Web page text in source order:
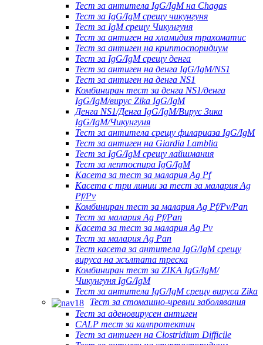
Тест за антитела IgG/IgM на Chagas
Тест за IgG/IgM срещу чикунгуня
Тест за IgM срещу Чикунгуня
Тест за антиген на хламидия трахоматис
Тест за антиген на криптоспоридиум
Тест за IgG/IgM срещу денга
Тест за антиген на денга IgG/IgM/NS1
Тест за антиген на денга NS1
Комбиниран тест за денга NS1/денга
IgG/IgM/вирус Zika IgG/IgM
Денга NS1/Денга IgG/IgM/Вирус Зика
IgG/IgM/Чикунгуня
Тест за антитела срещу филариаза IgG/IgM
Тест за антиген на Giardia Lamblia
Тест за IgG/IgM срещу лайшмания
Тест за лептоспира IgG/IgM
Касета за тест за малария Ag Pf
Касета с три линии за тест за малария Ag
Pf/Pv
Комбиниран тест за малария Ag Pf/Pv/Pan
Тест за малария Ag Pf/Pan
Касета за тест за малария Ag Pv
Тест за малария Ag Pan
Тест касета за антитела IgG/IgM срещу
вируса на жълтата треска
Комбиниран тест за ZIKA IgG/IgM/
Чикунгуня IgG/IgM
Тест за антитела IgG/IgM срещу вируса Zika
Тест за стомашно-чревни заболявания
Тест за аденовирусен антиген
CALP тест за калпротектин
Тест за антиген на Clostridium Difficile